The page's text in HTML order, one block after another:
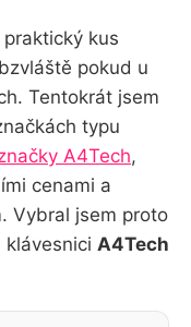
kus
pokud u
Tentokrát jsem
typu
A4Tech,
cenami a
Vybral jsem proto
klávesnici A4Tech